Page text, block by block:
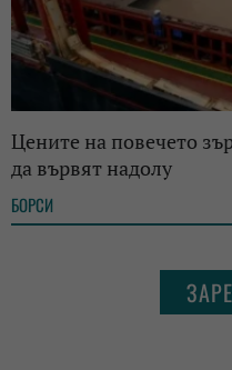
Цените на повечето
да вървят надолу
БОРСИ